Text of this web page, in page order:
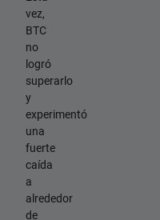
vez,
BTC
no
logró
superarlo
y
experimentó
una
fuerte
caída
a
alrededor
de